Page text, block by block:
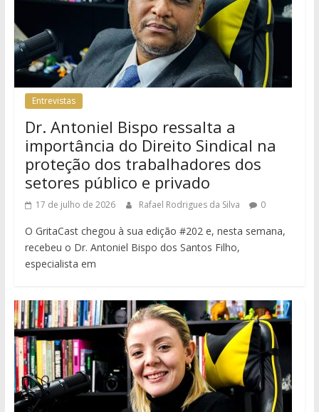
Entrevistas
Dr. Antoniel Bispo ressalta a
importância do Direito Sindical na
proteção dos trabalhadores dos
setores público e privado
17 de julho de 2026 Rafael Rodrigues da Silva 0
O GritaCast chegou à sua edição #202 e, nesta semana,
recebeu o Dr. Antoniel Bispo dos Santos Filho,
especialista em